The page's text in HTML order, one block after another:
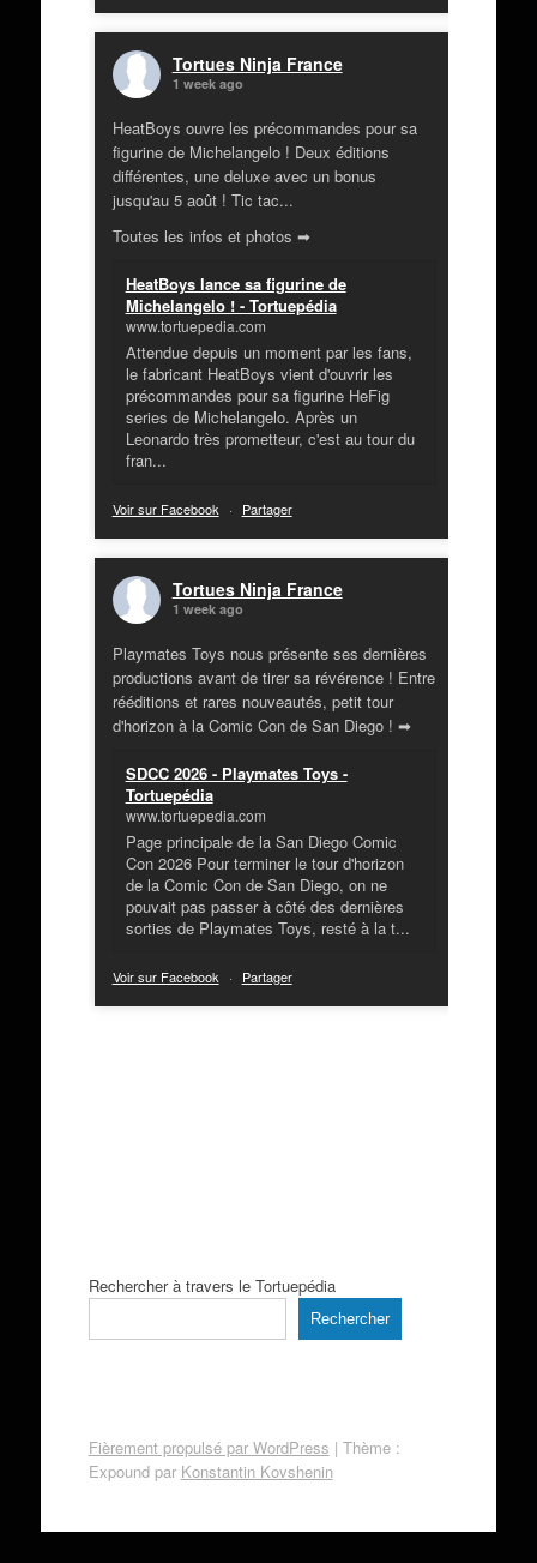
Tortues Ninja France
1 week ago
HeatBoys ouvre les précommandes pour sa
figurine de Michelangelo ! Deux éditions
différentes, une deluxe avec un bonus
jusqu'au 5 août ! Tic tac...
Toutes les infos et photos ➡
HeatBoys lance sa figurine de
Michelangelo ! - Tortuepédia
www.tortuepedia.com
Attendue depuis un moment par les fans,
le fabricant HeatBoys vient d'ouvrir les
précommandes pour sa figurine HeFig
series de Michelangelo. Après un
Leonardo très prometteur, c'est au tour du
fran...
Voir sur Facebook · Partager
Tortues Ninja France
1 week ago
Playmates Toys nous présente ses dernières
productions avant de tirer sa révérence ! Entre
rééditions et rares nouveautés, petit tour
d'horizon à la Comic Con de San Diego ! ➡
SDCC 2026 - Playmates Toys -
Tortuepédia
www.tortuepedia.com
Page principale de la San Diego Comic
Con 2026 Pour terminer le tour d'horizon
de la Comic Con de San Diego, on ne
pouvait pas passer à côté des dernières
sorties de Playmates Toys, resté à la t...
Voir sur Facebook · Partager
Rechercher à travers le Tortuepédia
Rechercher
Fièrement propulsé par WordPress | Thème :
Expound par Konstantin Kovshenin